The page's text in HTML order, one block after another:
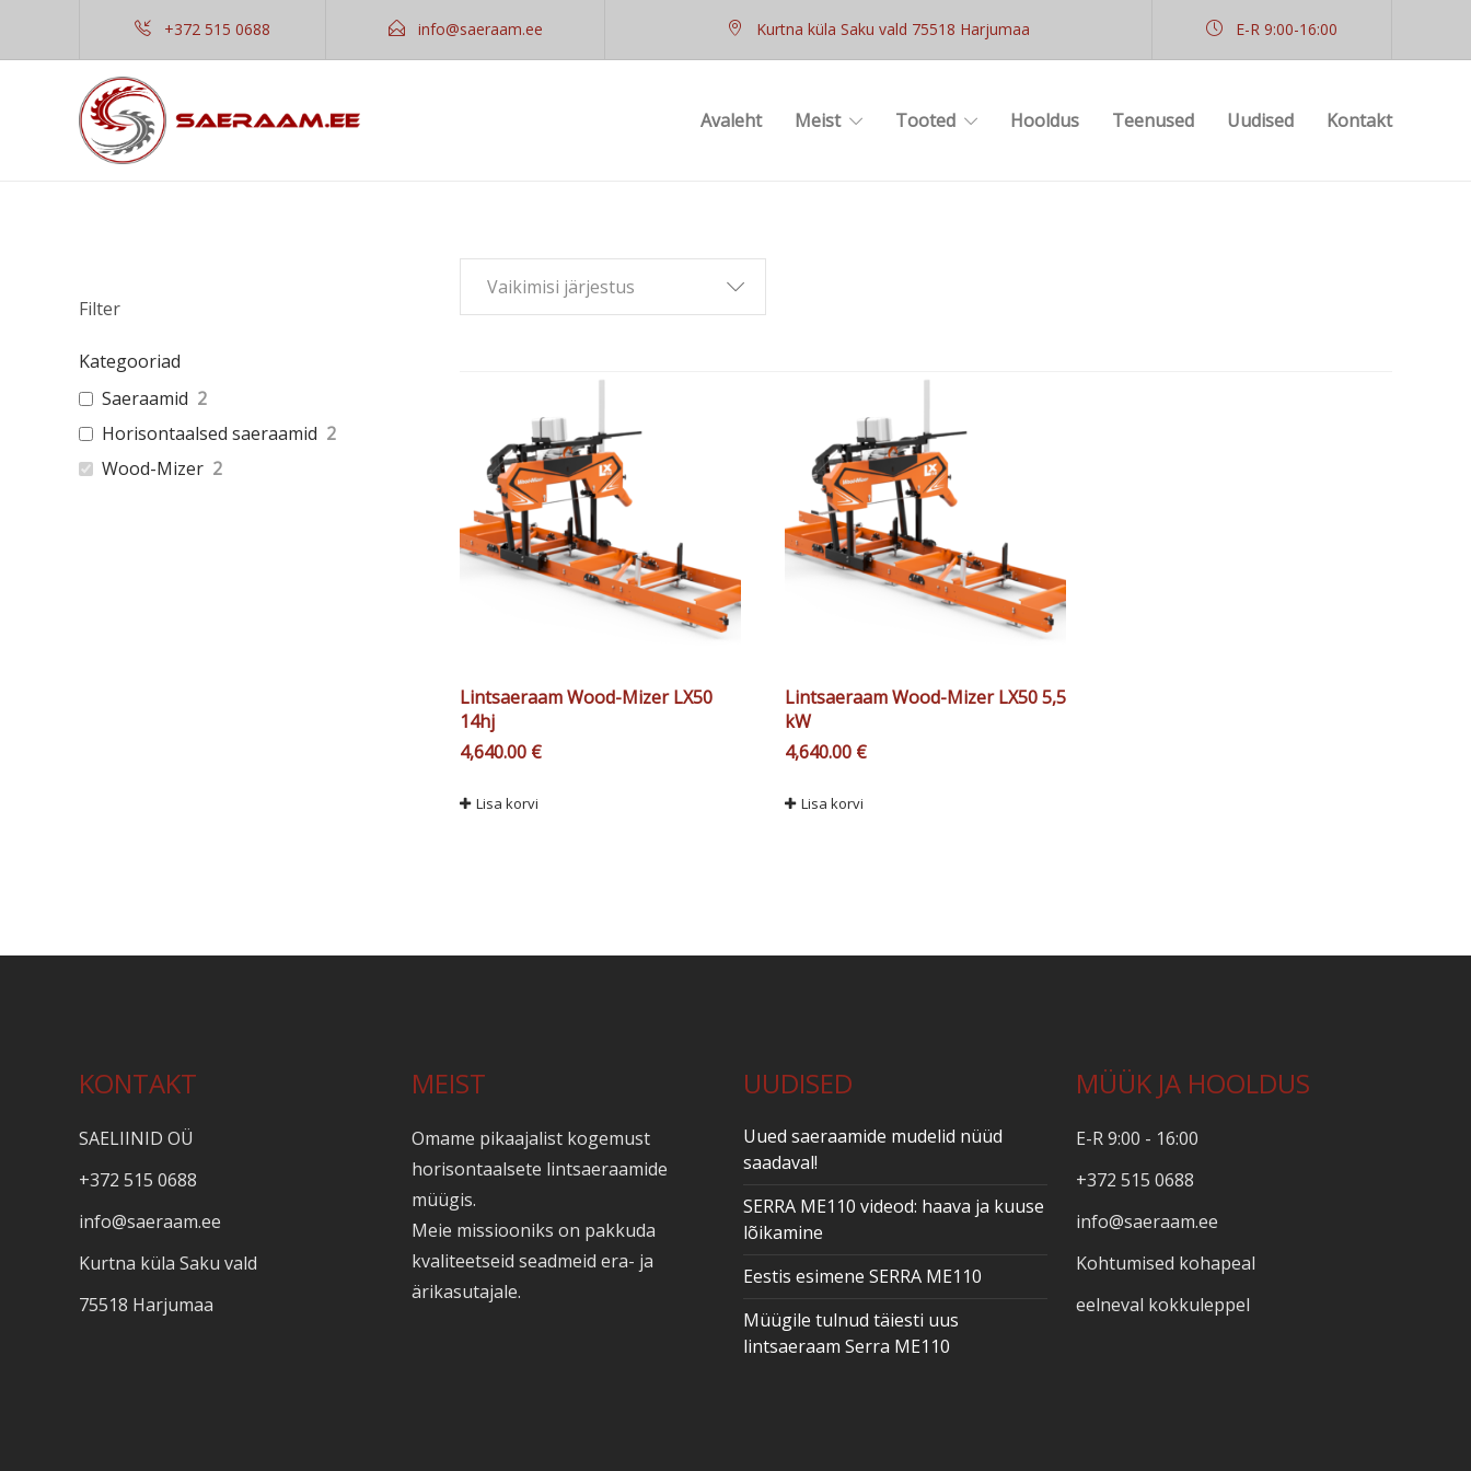
+372 515 0688 info@saeraam.ee Kurtna küla Saku vald 75518 Harjumaa E-R 9:00-16:00
Avaleht Meist Tooted Hooldus Teenused Uudised Kontakt
Vaikimisi järjestus
Lintsaeraam Wood-Mizer LX50
14hj
4,640.00 €
Lisa korvi
Lintsaeraam Wood-Mizer LX50 5,5
kW
4,640.00 €
Lisa korvi
Filter
Kategooriad
Saeraamid 2
Horisontaalsed saeraamid 2
Wood-Mizer 2
KONTAKT
SAELIINID OÜ
+372 515 0688
info@saeraam.ee
Kurtna küla Saku vald
75518 Harjumaa
MEIST
Omame pikaajalist kogemust
horisontaalsete lintsaeraamide
müügis.
Meie missiooniks on pakkuda
kvaliteetseid seadmeid era- ja
ärikasutajale.
UUDISED
Uued saeraamide mudelid nüüd
saadaval!
SERRA ME110 videod: haava ja kuuse
lõikamine
Eestis esimene SERRA ME110
Müügile tulnud täiesti uus
lintsaeraam Serra ME110
MÜÜK JA HOOLDUS
E-R 9:00 - 16:00
+372 515 0688
info@saeraam.ee
Kohtumised kohapeal
eelneval kokkuleppel